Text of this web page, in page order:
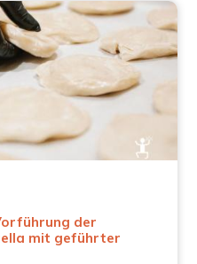
der
mit geführter